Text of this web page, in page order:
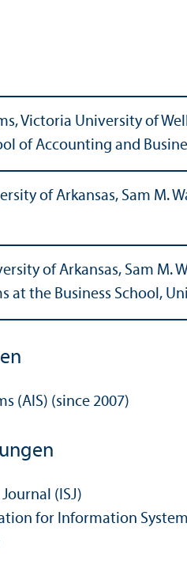
Victoria University of
of Accounting and
of Arkansas, Sam M.
of Arkansas, Sam
at the Business School,
(AIS) (since 2007)
(ISJ)
for Information